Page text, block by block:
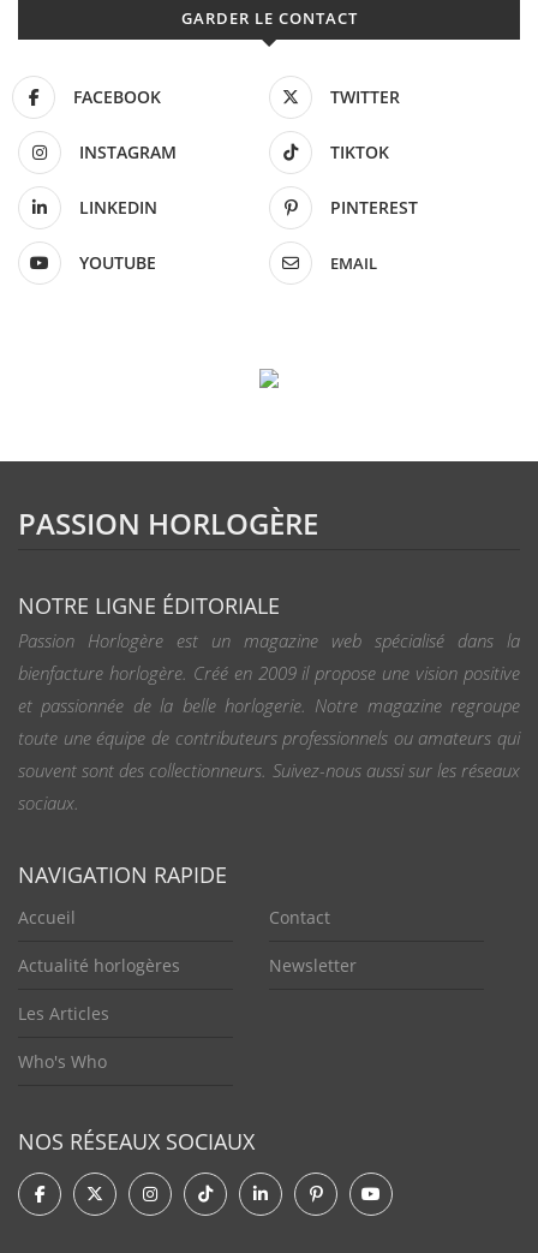
GARDER LE CONTACT
FACEBOOK TWITTER
INSTAGRAM TIKTOK
LINKEDIN PINTEREST
YOUTUBE EMAIL
PASSION HORLOGÈRE
NOTRE LIGNE ÉDITORIALE
Passion Horlogère est un magazine web spécialisé dans la
bienfacture horlogère. Créé en 2009 il propose une vision positive
et passionnée de la belle horlogerie. Notre magazine regroupe
toute une équipe de contributeurs professionnels ou amateurs qui
souvent sont des collectionneurs. Suivez-nous aussi sur les réseaux
sociaux.
NAVIGATION RAPIDE
Accueil
Actualité horlogères
Les Articles
Who's Who
Contact
Newsletter
NOS RÉSEAUX SOCIAUX